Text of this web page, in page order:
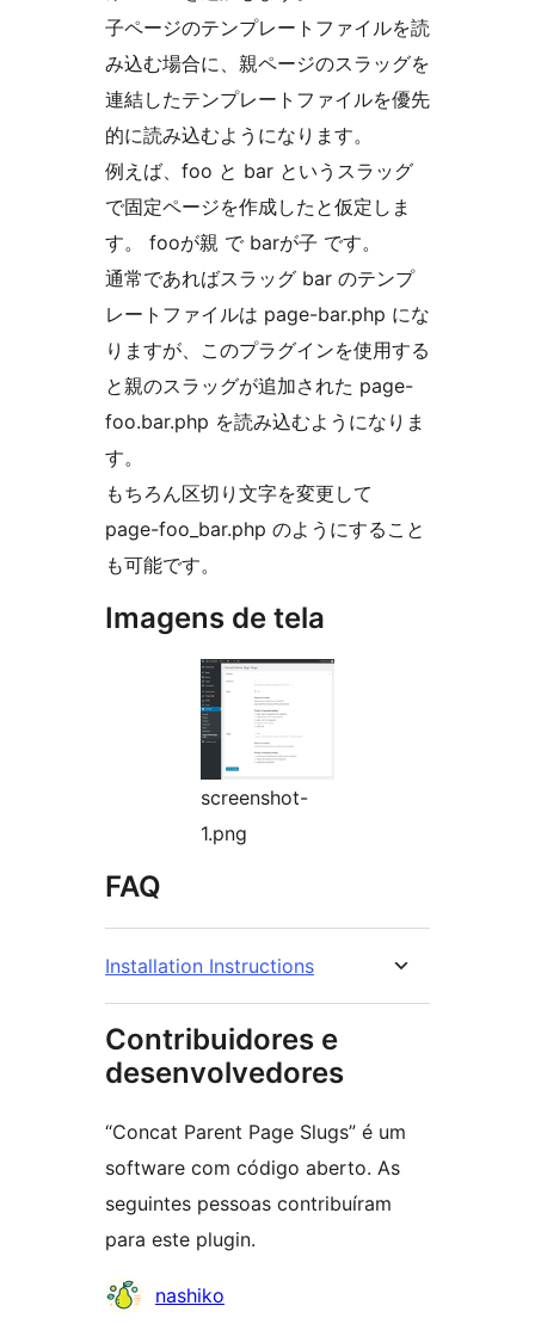
子ページのテンプレートファイルを読
み込む場合に、親ページのスラッグを
連結したテンプレートファイルを優先
的に読み込むようになります。
例えば、foo と bar というスラッグ
で固定ページを作成したと仮定しま
す。 fooが親 で barが子 です。
通常であればスラッグ bar のテンプ
レートファイルは page-bar.php にな
りますが、このプラグインを使用する
と親のスラッグが追加された page-
foo.bar.php を読み込むようになりま
す。
もちろん区切り文字を変更して
page-foo_bar.php のようにすること
も可能です。
Imagens de tela
screenshot-
1.png
FAQ
Installation Instructions
Contribuidores e
desenvolvedores
“Concat Parent Page Slugs” é um
software com código aberto. As
seguintes pessoas contribuíram
para este plugin.
Contribuidores
nashiko